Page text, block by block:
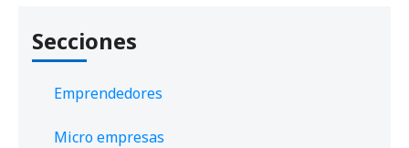
Secciones
Emprendedores
Micro empresas